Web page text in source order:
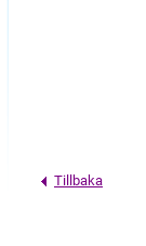
Tillbaka